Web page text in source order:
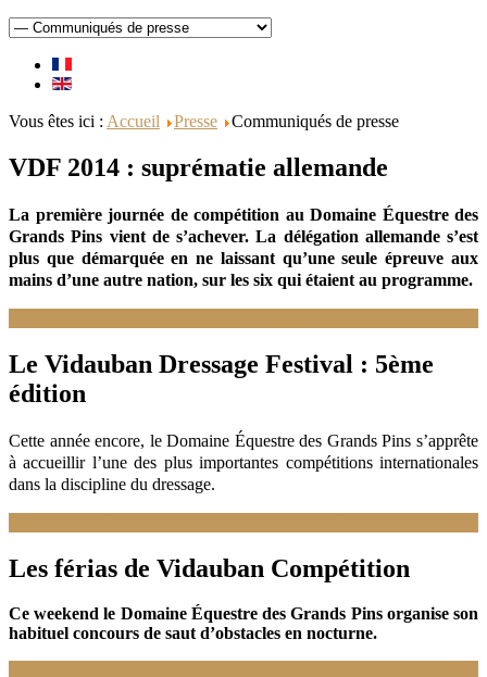
Vous êtes ici : Accueil Presse Communiqués de presse
VDF 2014 : suprématie allemande
La première journée de compétition au Domaine Équestredes
Grands Pins vient de s’achever. La délégation allemande s’est
plus que démarquée en ne laissant qu’une seule épreuve aux
mains d’une autre nation, sur les six qui étaient au programme.
Le Vidauban Dressage Festival : 5ème
édition
Cette année encore, le Domaine Équestredes Grands Pins s’apprête
à accueillir l’une des plus importantes compétitions internationales
dans la discipline du dressage.
Les férias de Vidauban Compétition
Ce weekend le Domaine Équestre des Grands Pins organise son
habituel concours de saut d’obstacles en nocturne.